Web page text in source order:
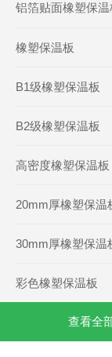
铝箔贴面橡塑保温
橡塑保温板
B1级橡塑保温板
B2级橡塑保温板
高密度橡塑保温板
20mm厚橡塑保温
30mm厚橡塑保温
彩色橡塑保温板
查看全